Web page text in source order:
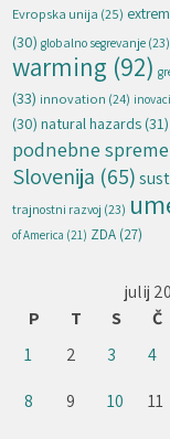
Evropska unija (25)
(30) globalno segrevanje (23)
warming (92)
(33) innovation (24)
(30) natural hazards (31)
podnebne
Slovenija (65)
trajnostni razvoj (23)
of America (21) ZDA (27)
julij
P
T S Č
1
2 3 4
8
9 10 11